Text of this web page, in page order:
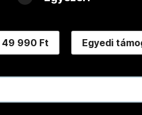
49 990 Ft Egyedi